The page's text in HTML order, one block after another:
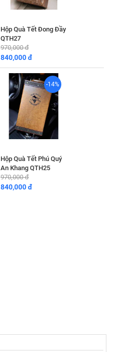
Hộp Quà Tết Đong Đầy
QTH27
970,000 đ
840,000 đ
-14%
Hộp Quà Tết Phú Quý
An Khang QTH25
970,000 đ
840,000 đ